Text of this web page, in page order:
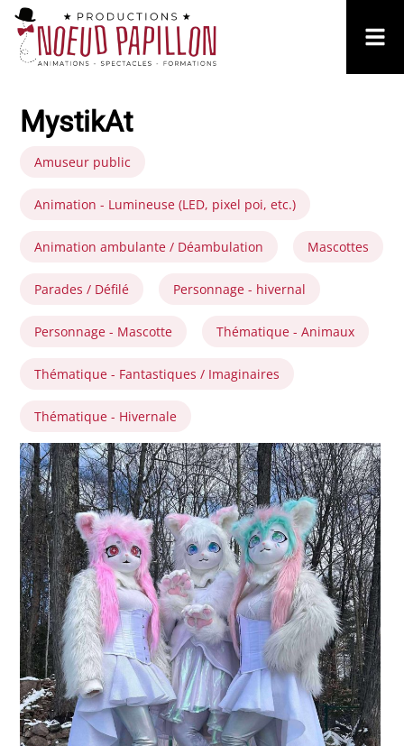
MystikAt
Amuseur public
Animation - Lumineuse (LED, pixel poi, etc.)
Animation ambulante / Déambulation Mascottes
Parades / Défilé Personnage - hivernal
Personnage - Mascotte Thématique - Animaux
Thématique - Fantastiques / Imaginaires
Thématique - Hivernale